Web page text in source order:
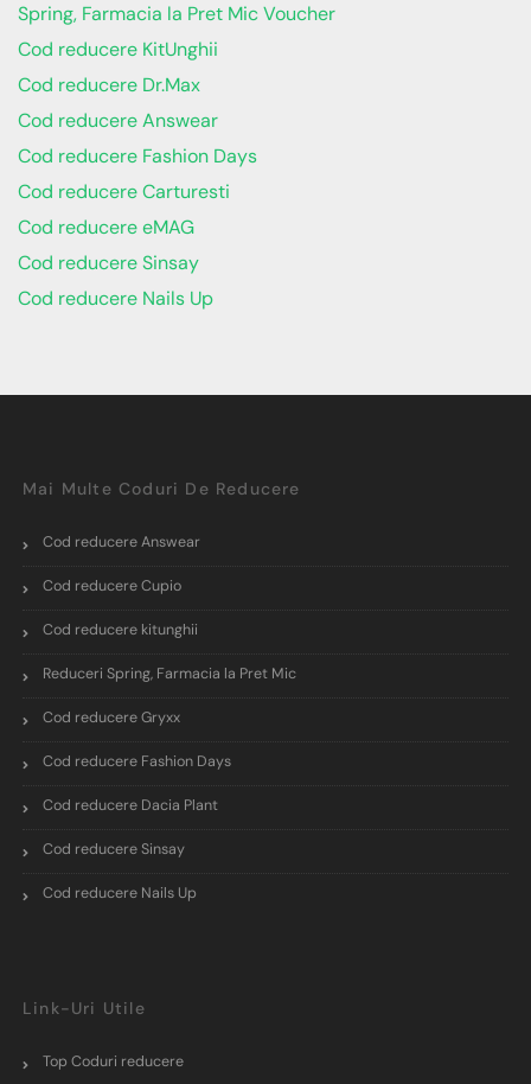
Spring, Farmacia la Pret Mic Voucher
Cod reducere KitUnghii
Cod reducere Dr.Max
Cod reducere Answear
Cod reducere Fashion Days
Cod reducere Carturesti
Cod reducere eMAG
Cod reducere Sinsay
Cod reducere Nails Up
Mai Multe Coduri De Reducere
Cod reducere Answear
Cod reducere Cupio
Cod reducere kitunghii
Reduceri Spring, Farmacia la Pret Mic
Cod reducere Gryxx
Cod reducere Fashion Days
Cod reducere Dacia Plant
Cod reducere Sinsay
Cod reducere Nails Up
Link-Uri Utile
Top Coduri reducere